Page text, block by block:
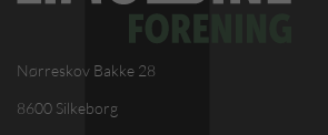
Nørreskov Bakke 28
8600 Silkeborg